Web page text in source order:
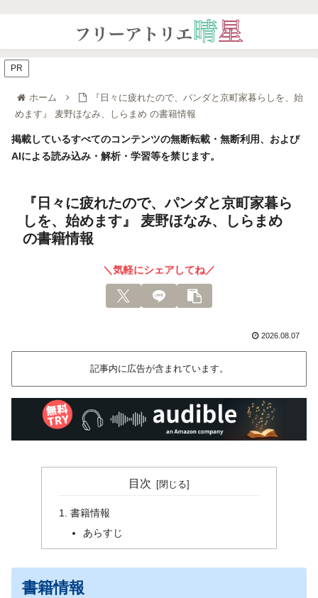
ホーム
『日々に疲れたので、パンダと京町家暮らしを、始
めます』 麦野ほなみ、しらまめ の書籍情報
掲載しているすべてのコンテンツの無断転載・無断利用、および
AIによる読み込み・解析・学習等を禁じます。
『日々に疲れたので、パンダと京町家暮ら
しを、始めます』 麦野ほなみ、しらまめ
の書籍情報
＼気軽にシェアしてね／
2026.08.07
記事内に広告が含まれています。
PR
目次
書籍情報
あらすじ
書籍情報